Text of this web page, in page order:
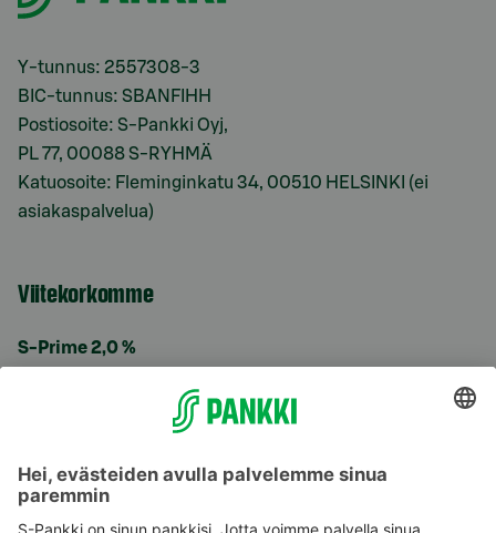
Y-tunnus: 2557308-3
BIC-tunnus: SBANFIHH
Postiosoite: S-Pankki Oyj,
PL 77, 00088 S-RYHMÄ
Katuosoite: Fleminginkatu 34, 00510 HELSINKI (ei
asiakaspalvelua)
Viitekorkomme
S-Prime 2,0 %